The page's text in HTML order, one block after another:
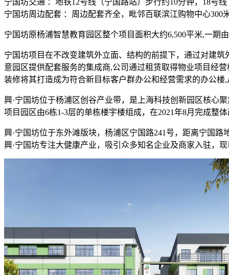
宁国坊周边配套 ：周边配套齐全，毗邻百联滨江购物中心300
宁国坊原杨浦智慧教育园区整个项目面积大约6,500平米,一期
宁国坊项目在不改变建筑外立面、结构的前提下，通过对建
意园区提供配套服务的集成商,公司通过租赁取得物业项目经
装修将其打造成为符合新目标客户群办公和经营需求的办公楼
興·宁国坊位于杨浦区创谷产业带，是上海科技创新园区核心
项目园区由6栋1-3层的单栋楼宇楼组成，在2021年8月完成整
興·宁国坊位于东外滩版块，杨浦区宁国路241号，距离宁国路
興·宁国坊专注大健康产业，吸引众多知名企业及商家入驻，